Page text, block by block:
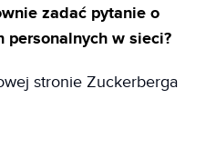
zadać pytanie o
personalnych w sieci?
stronie Zuckerberga